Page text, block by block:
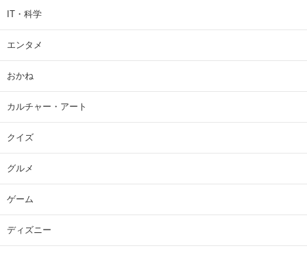
IT・科学
エンタメ
おかね
カルチャー・アート
クイズ
グルメ
ゲーム
ディズニー